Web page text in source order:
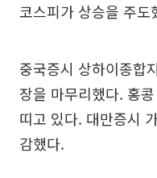
코스피가 상승을 주도
중국증시 상하이종합
장을 마무리했다. 홍
띠고 있다. 대만증시
감했다.